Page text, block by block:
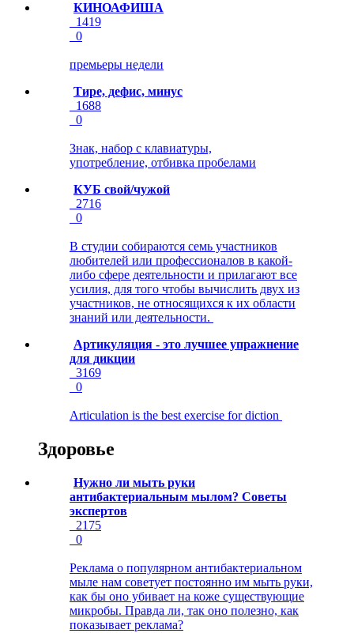
КИНОАФИША
1419
0
премьеры недели
Тире, дефис, минус
1688
0
Знак, набор с клавиатуры,
употребление, отбивка пробелами
КУБ свой/чужой
2716
0
В студии собираются семь участников
любителей или профессионалов в какой-
либо сфере деятельности и прилагают все
усилия, для того чтобы вычислить двух из
участников, не относящихся к их области
знаний или деятельности.
Артикуляция - это лучшее упражнение
для дикции
3169
0
Articulation is the best exercise for diction
Здоровье
Нужно ли мыть руки
антибактериальным мылом? Советы
экспертов
2175
0
Реклама о популярном антибактериальном
мыле нам советует постоянно им мыть руки,
как бы оно убивает на коже существующие
микробы. Правда ли, так оно полезно, как
показывает реклама?